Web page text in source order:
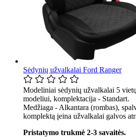
Sėdynių užvalkalai Ford Ranger
Modeliniai sėdynių užvalkalai 5
modeliui, komplektacija - Standart.
Medžiaga - Alkantara (rombas),
komplektą įeina užvalkalai galvos
Pristatymo trukmė 2-3 savaitės.